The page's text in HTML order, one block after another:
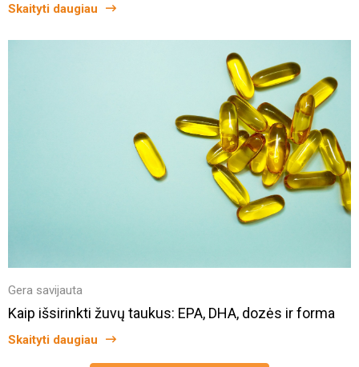
Skaityti daugiau
Gera savijauta
Kaip išsirinkti žuvų taukus: EPA, DHA, dozės ir forma
Skaityti daugiau